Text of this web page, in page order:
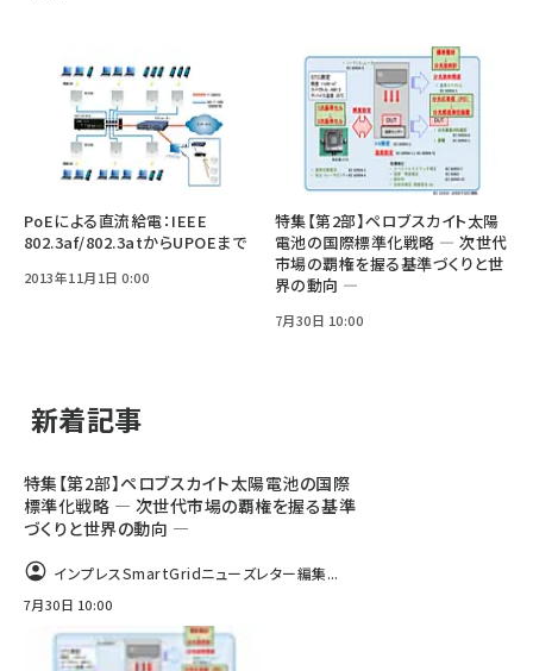
PoEによる直流給電：IEEE
802.3af/802.3atからUPOEまで
2013年11月1日 0:00
特集【第2部】ペロブスカイト太陽
電池の国際標準化戦略 ― 次世代
市場の覇権を握る基準づくりと世
界の動向 ―
7月30日 10:00
新着記事
特集【第2部】ペロブスカイト太陽電池の国際
標準化戦略 ― 次世代市場の覇権を握る基準
づくりと世界の動向 ―
インプレスSmartGridニューズレター編集...
7月30日 10:00